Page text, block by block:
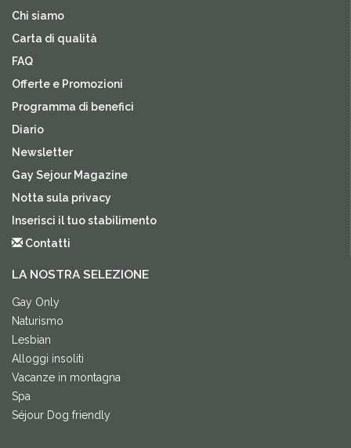
Chi siamo
Carta di qualità
FAQ
Offerte e Promozioni
Programma di benefici
Diario
Newsletter
Gay Sejour Magazine
Notta sula privacy
Inserisci il tuo stabilimento
Contatti
LA NOSTRA SELEZIONE
Gay Only
Naturismo
Lesbian
Alloggi insoliti
Vacanze in montagna
Spa
Séjour Dog friendly